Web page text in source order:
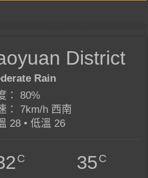
District
Rain
： 80%
： 7km/h 西南
28 • 低溫 26
C 35C